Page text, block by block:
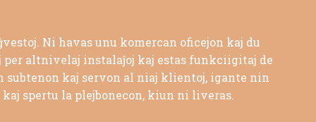
Ni havas unu komercan oficejon kaj du
per altnivelaj instalaĵoj kaj estas funkciigitaj de
subtenon kaj servon al niaj klientoj, igante nin
spertu la plejbonecon, kiun ni liveras.